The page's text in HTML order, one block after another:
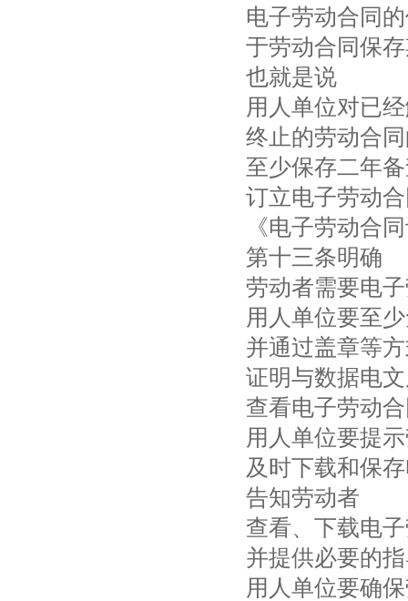
电子劳动合同
于劳动合同保
也就是说
用人单位对已
终止的劳动合
至少保存二年
订立电子劳动
《电子劳动合
第十三条明确
劳动者需要电
用人单位要至
并通过盖章等
证明与数据电
查看电子劳动
用人单位要提
及时下载和保
告知劳动者
查看、下载电
并提供必要的
用人单位要确